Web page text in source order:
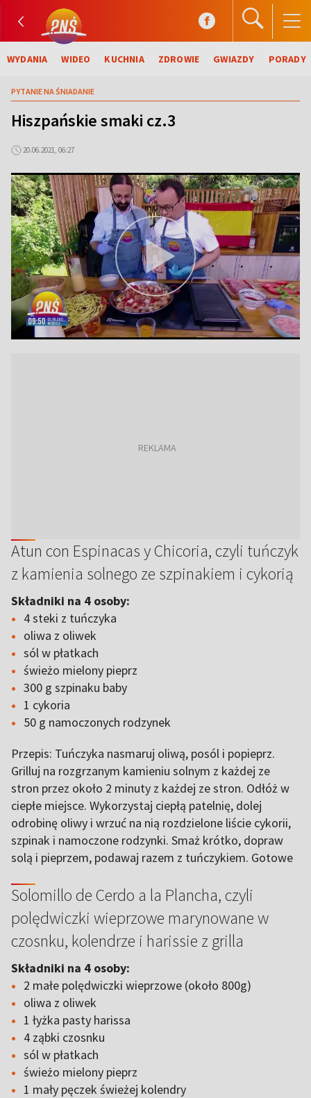
WYDANIA WIDEO KUCHNIA ZDROWIE GWIAZDY PORADY
PYTANIE NA ŚNIADANIE
Hiszpańskie smaki cz.3
20.06.2021, 06:27
Atun con Espinacas y Chicoria, czyli tuńczyk
z kamienia solnego ze szpinakiem i cykorią
Składniki na 4 osoby:
4 steki z tuńczyka
oliwa z oliwek
sól w płatkach
świeżo mielony pieprz
300 g szpinaku baby
1 cykoria
50 g namoczonych rodzynek
Przepis: Tuńczyka nasmaruj oliwą, posól i popieprz.
Grilluj na rozgrzanym kamieniu solnym z każdej ze
stron przez około 2 minuty z każdej ze stron. Odłóż w
ciepłe miejsce. Wykorzystaj ciepłą patelnię, dolej
odrobinę oliwy i wrzuć na nią rozdzielone liście cykorii,
szpinak i namoczone rodzynki. Smaż krótko, dopraw
solą i pieprzem, podawaj razem z tuńczykiem. Gotowe
Solomillo de Cerdo a la Plancha, czyli
polędwiczki wieprzowe marynowane w
czosnku, kolendrze i harissie z grilla
Składniki na 4 osoby:
2 małe polędwiczki wieprzowe (około 800g)
oliwa z oliwek
1 łyżka pasty harissa
4 ząbki czosnku
sól w płatkach
świeżo mielony pieprz
1 mały pęczek świeżej kolendry